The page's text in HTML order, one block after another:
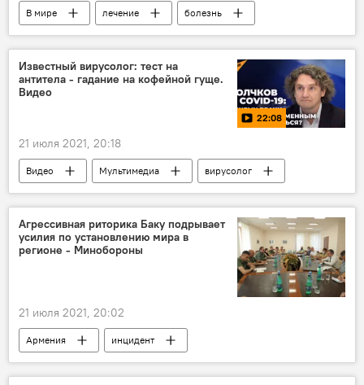
В мире лечение
болезнь
рак
Известный вирусолог: тест на
антитела - гадание на кофейной гуще.
Видео
22:08
21 июля 2021, 20:18
Видео Мультимедиа вирусолог
Агрессивная риторика Баку подрывает
усилия по установлению мира в
регионе - Минобороны
21 июля 2021, 20:02
Армения
инцидент
Министерство обороны